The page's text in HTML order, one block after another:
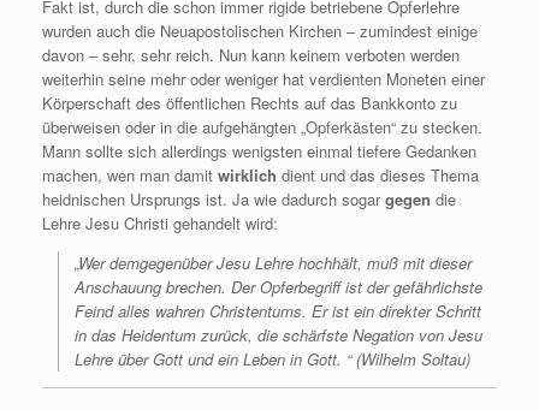
Fakt ist, durch die schon immer rigide betriebene Opferlehre
wurden auch die Neuapostolischen Kirchen – zumindest einige
davon – sehr, sehr reich. Nun kann keinem verboten werden
weiterhin seine mehr oder weniger hat verdienten Moneten einer
Körperschaft des öffentlichen Rechts auf das Bankkonto zu
überweisen oder in die aufgehängten „Opferkästen“ zu stecken.
Mann sollte sich allerdings wenigsten einmal tiefere Gedanken
machen, wen man damit wirklich dient und das dieses Thema
heidnischen Ursprungs ist. Ja wie dadurch sogargegen die
Lehre Jesu Christi gehandelt wird:
„Wer demgegenüber Jesu Lehre hochhält, muß mit dieser
Anschauung brechen. Der Opferbegriff ist der gefährlichste
Feind alles wahren Christentums. Er ist ein direkter Schritt
in das Heidentum zurück, die schärfste Negation von Jesu
Lehre über Gott und ein Leben in Gott. “ (Wilhelm Soltau)